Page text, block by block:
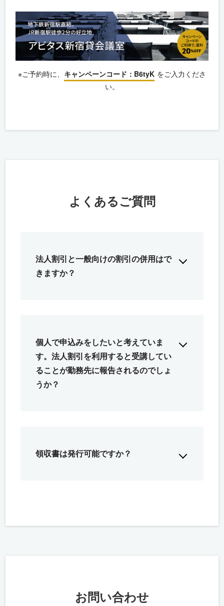
※ご予約時に、 キャンペーンコード：B6tyK をご入力くださ
い。
よくあるご質問
法人割引と一般向けの割引の併用はで
きますか？
個人で申込みをしたいと考えていま
す。法人割引を利用すると受講してい
ることが勤務先に報告されるのでしょ
うか？
領収書は発行可能ですか？
お問い合わせ